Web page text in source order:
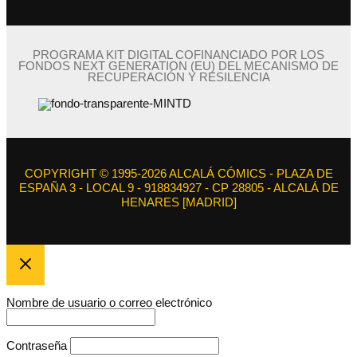
PROGRAMA KIT DIGITAL COFINANCIADO POR LOS
FONDOS NEXT GENERATION (EU) DEL MECANISMO DE
RECUPERACIÓN Y RESILENCIA
COPYRIGHT © 1995-2026 ALCALÁ CÓMICS - PLAZA DE
ESPAÑA 3 - LOCAL 9 - 918834927 - CP 28805 - ALCALÁ DE
HENARES [MADRID]
Nombre de usuario o correo electrónico
Contraseña